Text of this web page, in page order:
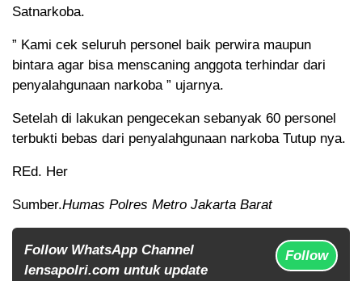
Satnarkoba.
” Kami cek seluruh personel baik perwira maupun
bintara agar bisa menscaning anggota terhindar dari
penyalahgunaan narkoba ” ujarnya.
Setelah di lakukan pengecekan sebanyak 60 personel
terbukti bebas dari penyalahgunaan narkoba Tutup nya.
REd. Her
Sumber.Humas Polres Metro Jakarta Barat
Follow WhatsApp Channel
lensapolri.com untuk update
Follow